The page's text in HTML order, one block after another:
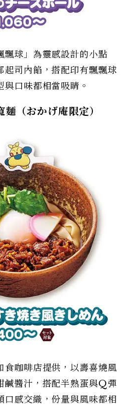
飄球」為靈感設計的小點
起司內餡，搭配印有飄飄球
口味都相當吸睛。
（おかげ庵限定）
食咖啡店提供，以壽喜燒風
鹹醬汁，搭配半熟蛋與Q彈
口感交織，份量與風味都相